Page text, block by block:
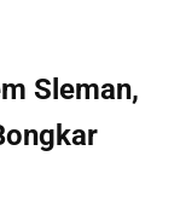
Sleman,